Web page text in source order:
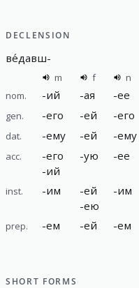
DECLENSION
ве́давш-
m f n
nom.
-ий -ая -ее
gen. -его -ей -его
dat. -ему -ей -ему
acc. -его
-ий
-ую -ее
inst. -им -ей
-ею
-им
prep. -ем -ей -ем
SHORT FORMS